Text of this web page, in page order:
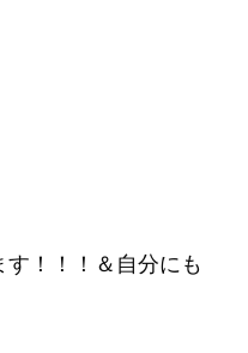
！！！＆自分にも